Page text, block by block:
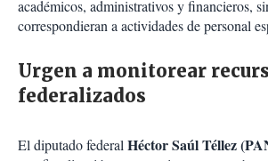
académicos, administrativos y financieros,
correspondieran a actividades de personal
Urgen a monitorear
federalizados
El diputado federalHéctor Saúl Téllez